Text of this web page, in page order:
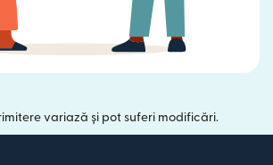
variază și pot suferi modificări.